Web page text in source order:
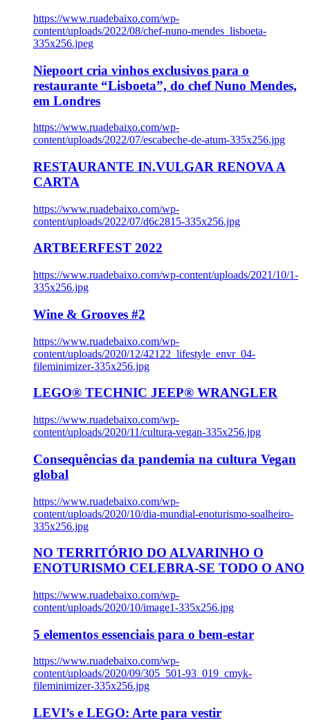
https://www.ruadebaixo.com/wp-
content/uploads/2022/08/chef-nuno-mendes_lisboeta-
335x256.jpeg
Niepoort cria vinhos exclusivos para o
restaurante “Lisboeta”, do chef Nuno Mendes,
em Londres
https://www.ruadebaixo.com/wp-
content/uploads/2022/07/escabeche-de-atum-335x256.jpg
RESTAURANTE IN.VULGAR RENOVA A
CARTA
https://www.ruadebaixo.com/wp-
content/uploads/2022/07/d6c2815-335x256.jpg
ARTBEERFEST 2022
https://www.ruadebaixo.com/wp-content/uploads/2021/10/1-
335x256.jpg
Wine & Grooves #2
https://www.ruadebaixo.com/wp-
content/uploads/2020/12/42122_lifestyle_envr_04-
fileminimizer-335x256.jpg
LEGO® TECHNIC JEEP® WRANGLER
https://www.ruadebaixo.com/wp-
content/uploads/2020/11/cultura-vegan-335x256.jpg
Consequências da pandemia na cultura Vegan
global
https://www.ruadebaixo.com/wp-
content/uploads/2020/10/dia-mundial-enoturismo-soalheiro-
335x256.jpg
NO TERRITÓRIO DO ALVARINHO O
ENOTURISMO CELEBRA-SE TODO O ANO
https://www.ruadebaixo.com/wp-
content/uploads/2020/10/image1-335x256.jpg
5 elementos essenciais para o bem-estar
https://www.ruadebaixo.com/wp-
content/uploads/2020/09/305_501-93_019_cmyk-
fileminimizer-335x256.jpg
LEVI’s e LEGO: Arte para vestir